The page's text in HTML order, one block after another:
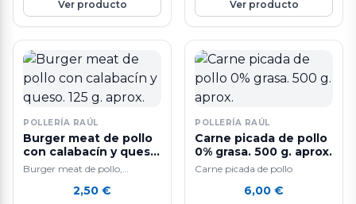
Ver producto Ver producto
POLLERÍA RAÚL
Burger meat de pollo
con calabacín y queso.
125 g. aprox.
Burger meat de pollo,
A la venta por unidades. 125…
2,50 €
POLLERÍA RAÚL
Carne picada de pollo
0% grasa. 500 g. aprox.
Carne picada de pollo
6,00 €